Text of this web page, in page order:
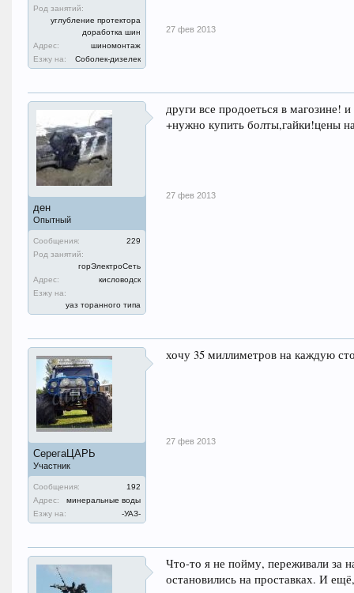
Род занятий:
углубление протектора
доработка шин
Адрес:
шиномонтаж
Езжу на:
Соболек-дизелек
27 фев 2013
ден
Опытный
Сообщения:
229
Род занятий:
горЭлектроСеть
Адрес:
кисловодск
Езжу на:
уаз торанного типа
други все продоеться в магозине!
+нужно купить болты,гайки!цены
27 фев 2013
СерегаЦАРЬ
Участник
Сообщения:
192
Адрес:
минеральные воды
Езжу на:
-УАЗ-
хочу 35 миллиметров на каждую
27 фев 2013
Что-то я не пойму, переживали за
остановились на проставках. И